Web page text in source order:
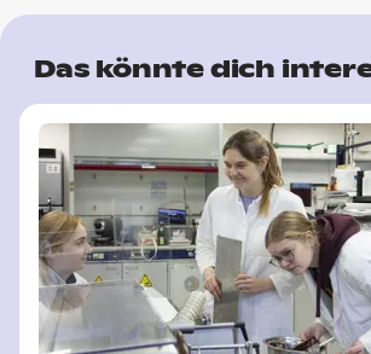
Das könnte dich